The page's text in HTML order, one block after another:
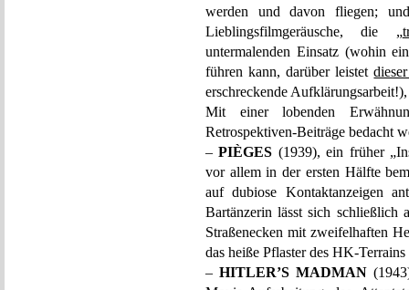
werden und davon fliegen;
Lieblingsfilmgeräusche, die „
untermalenden Einsatz (wohin
führen kann, darüber leistet
erschreckende
Mit einer lobenden
Retrospektiven-Beiträge bedacht
–PIÈGES (1939), ein früher
vor allem in der ersten Hälfte
auf dubiose Kontaktanzeigen
Bartänzerin lässt sich schließlich
Straßenecken mit zweifelhaften
das heiße Pflaster des HK-Terrains
–HITLER’S MADMAN